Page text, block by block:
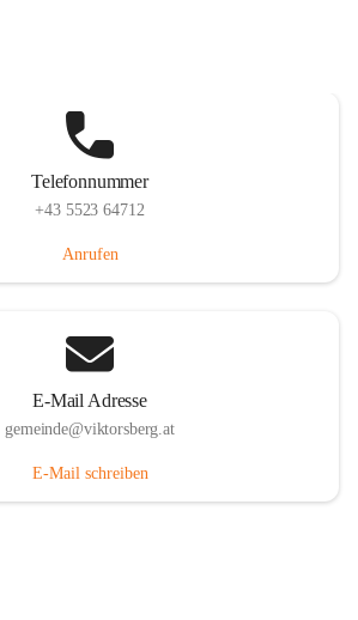
Telefonnummer
+43 5523 64712
Anrufen
E-Mail Adresse
gemeinde@viktorsberg.at
E-Mail schreiben